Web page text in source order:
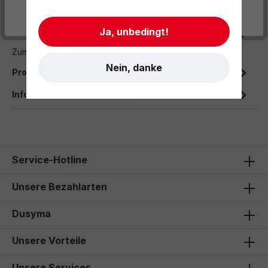
Beschreibung
Zum Bemalen und Bekleben.
Produktdaten
Informationen und Hinweise
Service-Hotline
Unsere Bezahlarten
Dusyma
Unsere Vorteile
- Impressum - AGB - Datenschutz
Ja, unbedingt!
Nein, danke